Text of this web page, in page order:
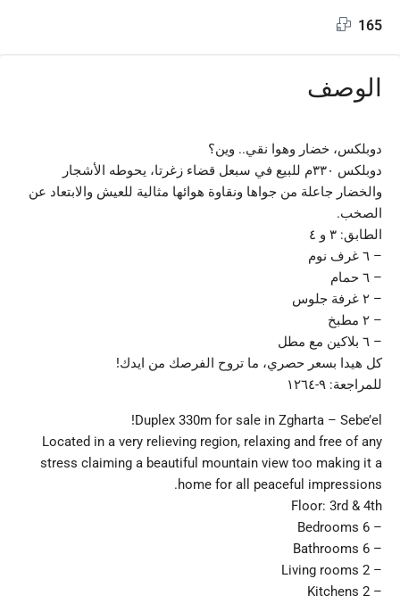
165
الوصف
دوبلكس، خضار وهوا نقي.. وين؟
دوبلكس ٣٣٠م للبيع في سبعل قضاء زغرتا، يحوطه الأشجار
والخضار جاعلة من جواها ونقاوة هوائها مثالية للعيش والابتعاد عن
الصخب.
الطابق: ٣ و ٤
– ٦ غرف نوم
– ٦ حمام
– ٢ غرفة جلوس
– ٢ مطبخ
– ٦ بلاكين مع مطل
كل هيدا بسعر حصري، ما تروح الفرصك من ايدك!
للمراجعة: ٩-١٢٦٤
Duplex 330m for sale in Zgharta – Sebe’el!
Located in a very relieving region, relaxing and free of any
stress claiming a beautiful mountain view too making it a
home for all peaceful impressions.
Floor: 3rd & 4th
– 6 Bedrooms
– 6 Bathrooms
– 2 Living rooms
– 2 Kitchens